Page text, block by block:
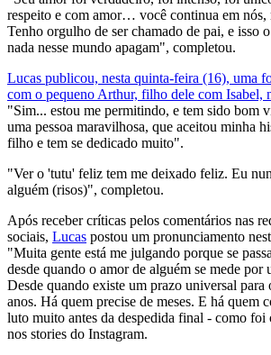
respeito e com amor… você continua em nós,
Tenho orgulho de ser chamado de pai, e isso
nada nesse mundo apagam", completou.
Lucas publicou, nesta quinta-feira (16), uma
com o pequeno Arthur, filho dele com Isabel,
"Sim... estou me permitindo, e tem sido bom
uma pessoa maravilhosa, que aceitou minha
filho e tem se dedicado muito".
"Ver o 'tutu' feliz tem me deixado feliz. Eu
alguém (risos)", completou.
Após receber críticas pelos comentários nas
sociais, Lucas postou um pronunciamento
"Muita gente está me julgando porque se
desde quando o amor de alguém se mede por
Desde quando existe um prazo universal
anos. Há quem precise de meses. E há quem
luto muito antes da despedida final - como foi
nos stories do Instagram.